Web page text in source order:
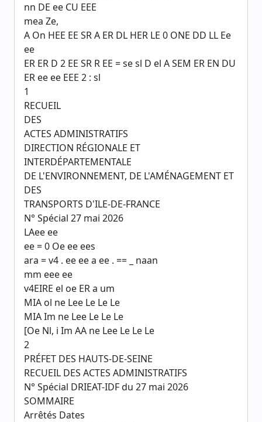
nn DE ee CU EEE
mea Ze,
A On HEE EE SR A ER DL HER LE 0 ONE DD LL Ee
ee
ER ER D 2 EE SR R EE = se sl D el A SEM ER EN DU
ER ee ee EEE 2 : sl
1
RECUEIL
DES
ACTES ADMINISTRATIFS
DIRECTION RÉGIONALE ET
INTERDÉPARTEMENTALE
DE L'ENVIRONNEMENT, DE L'AMÉNAGEMENT ET
DES
TRANSPORTS D'ILE-DE-FRANCE
N° Spécial 27 mai 2026
LAee ee
ee = 0 Oe ee ees
ara = v4 . ee ee a ee . == _ naan
mm eee ee
v4EIRE el oe ER a um
MIA ol ne Lee Le Le Le
MIA Im ne Lee Le Le Le
[Oe Nl, i Im AA ne Lee Le Le Le
2
PRÉFET DES HAUTS-DE-SEINE
RECUEIL DES ACTES ADMINISTRATIFS
N° Spécial DRIEAT-IDF du 27 mai 2026
SOMMAIRE
Arrêtés Dates